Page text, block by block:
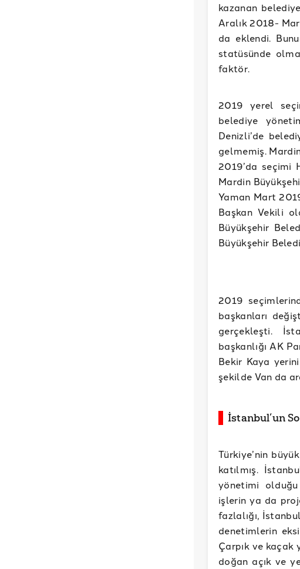
kazanan
Aralık 2018-
da eklendi.
statüsünde
faktör.
2019 yerel
belediye
Denizli’de
gelmemiş.
2019’da seçimi
Mardin
Yaman Mart
Başkan Vekili
Büyükşehir
Büyükşehir
2019
başkanları
gerçekleşti.
başkanlığı AK
Bekir Kaya
şekilde Van da
İstanbul’un
Türkiye’nin
katılmış.
yönetimi
işlerin ya da
fazlalığı,
denetimlerin
Çarpık ve kaçak
doğan açık ve